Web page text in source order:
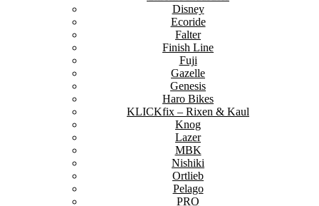
Disney
Ecoride
Falter
Finish Line
Fuji
Gazelle
Genesis
Haro Bikes
KLICKfix – Rixen & Kaul
Knog
Lazer
MBK
Nishiki
Ortlieb
Pelago
PRO